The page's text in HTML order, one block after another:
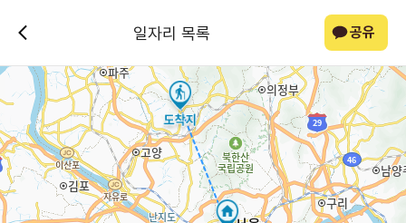
일자리 목록 공유